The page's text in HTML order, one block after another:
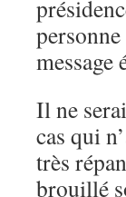
message
Il ne
cas qui
très
brouillé